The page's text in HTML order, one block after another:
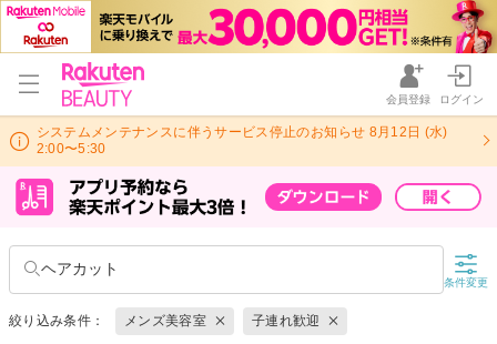
会員登録 ログイン
システムメンテナンスに伴うサービス停止のお知らせ 8月12日 (水)
2:00〜5:30
ヘアカット
条件変更
絞り込み条件： メンズ美容室 子連れ歓迎